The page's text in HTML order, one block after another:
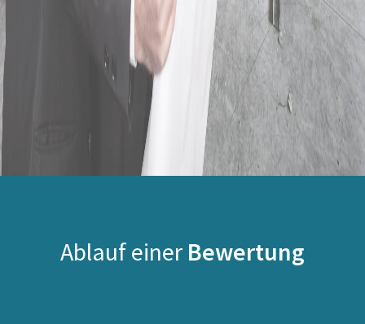
Ablauf einer Bewertung